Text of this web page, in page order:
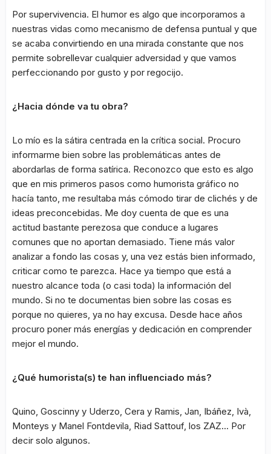
Por supervivencia. El humor es algo que incorporamos a
nuestras vidas como mecanismo de defensa puntual y que
se acaba convirtiendo en una mirada constante que nos
permite sobrellevar cualquier adversidad y que vamos
perfeccionando por gusto y por regocijo.
¿Hacia dónde va tu obra?
Lo mío es la sátira centrada en la crítica social. Procuro
informarme bien sobre las problemáticas antes de
abordarlas de forma satírica. Reconozco que esto es algo
que en mis primeros pasos como humorista gráfico no
hacía tanto, me resultaba más cómodo tirar de clichés y de
ideas preconcebidas. Me doy cuenta de que es una
actitud bastante perezosa que conduce a lugares
comunes que no aportan demasiado. Tiene más valor
analizar a fondo las cosas y, una vez estás bien informado,
criticar como te parezca. Hace ya tiempo que está a
nuestro alcance toda (o casi toda) la información del
mundo. Si no te documentas bien sobre las cosas es
porque no quieres, ya no hay excusa. Desde hace años
procuro poner más energías y dedicación en comprender
mejor el mundo.
¿Qué humorista(s) te han influenciado más?
Quino, Goscinny y Uderzo, Cera y Ramis, Jan, Ibáñez, Ivà,
Monteys y Manel Fontdevila, Riad Sattouf, los ZAZ… Por
decir solo algunos.